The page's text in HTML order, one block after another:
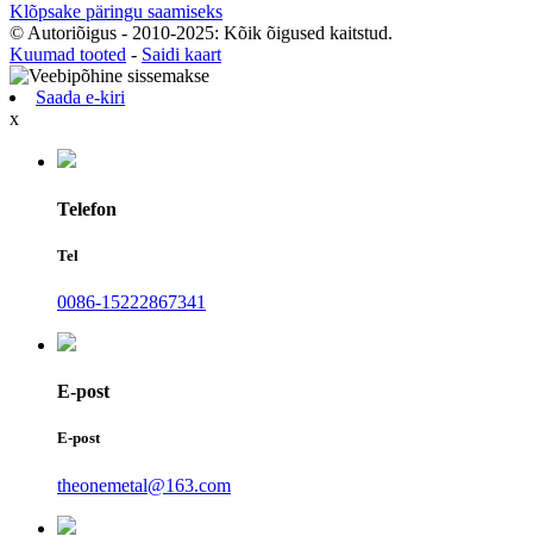
Klõpsake päringu saamiseks
© Autoriõigus - 2010-2025: Kõik õigused kaitstud.
Kuumad tooted - Saidi kaart
Saada e-kiri
x
Telefon
Tel
0086-15222867341
E-post
E-post
theonemetal@163.com